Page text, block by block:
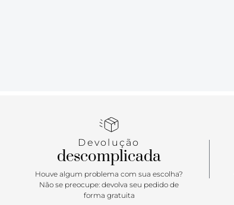
Devolução
descomplicada
Houve algum problema com sua escolha?
Não se preocupe: devolva seu pedido de
forma gratuita